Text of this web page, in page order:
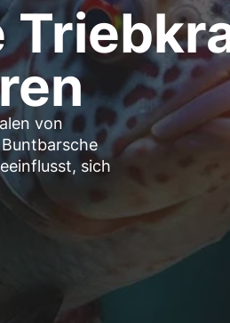
von
sich